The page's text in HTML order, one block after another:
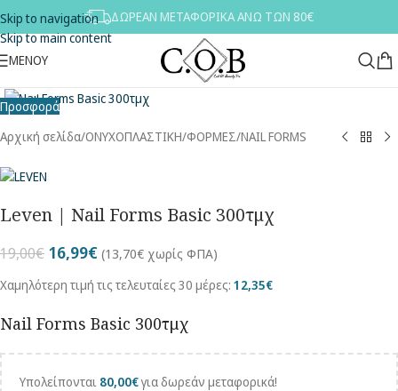
Skip to navigation
Skip to main content
ΔΩΡΕΑΝ ΜΕΤΑΦΟΡΙΚΑ ΑΝΩ ΤΩΝ 80€
ΜΕΝΟΥ
Προσφορά
Αρχική σελίδα/ΟΝΥΧΟΠΛΑΣΤΙΚΗ/ΦΟΡΜΕΣ/NAIL FORMS
Leven | Nail Forms Basic 300τμχ
19,00€ 16,99€ (13,70€ χωρίς ΦΠΑ)
Χαμηλότερη τιμή τις τελευταίες 30 μέρες: 12,35€
Nail Forms Basic 300τμχ
Υπολείπονται 80,00€για δωρεάν μεταφορικά!